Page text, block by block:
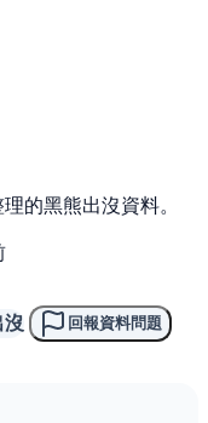
的黑熊出沒資料。
回報資料問題